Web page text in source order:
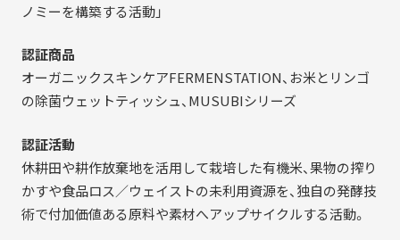
ノミーを構築する活動」
認証商品
オーガニックスキンケアFERMENSTATION、お米とリンゴ
の除菌ウェットティッシュ、MUSUBIシリーズ
認証活動
休耕田や耕作放棄地を活用して栽培した有機米、果物の搾り
かすや食品ロス／ウェイストの未利用資源を、独自の発酵技
術で付加価値ある原料や素材へアップサイクルする活動。